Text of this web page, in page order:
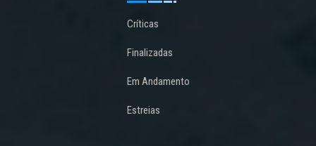
Críticas
Finalizadas
Em Andamento
Estreias